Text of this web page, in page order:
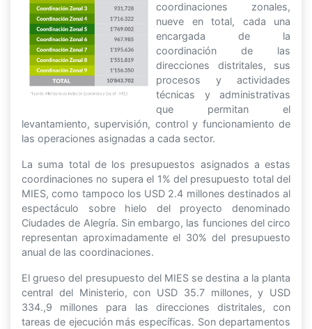
coordinaciones zonales,
nueve en total, cada una
encargada de la
coordinación de las
direcciones distritales, sus
procesos y actividades
técnicas y administrativas
que permitan el
levantamiento, supervisión, control y funcionamiento de
las operaciones asignadas a cada sector.
La suma total de los presupuestos asignados a estas
coordinaciones no supera el 1% del presupuesto total del
MIES, como tampoco los USD 2.4 millones destinados al
espectáculo sobre hielo del proyecto denominado
Ciudades de Alegría. Sin embargo, las funciones del circo
representan aproximadamente el 30% del presupuesto
anual de las coordinaciones.
El grueso del presupuesto del MIES se destina a la planta
central del Ministerio, con USD 35.7 millones, y USD
334.,9 millones para las direcciones distritales, con
tareas de ejecución más específicas. Son departamentos